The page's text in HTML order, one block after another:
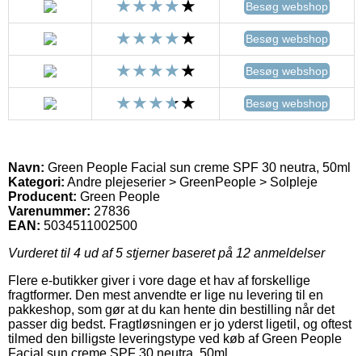
Besøg webshop
Besøg webshop
Besøg webshop
Besøg webshop
Navn: Green People Facial sun creme SPF 30 neutra, 50ml
Kategori: Andre plejeserier > GreenPeople > Solpleje
Producent: Green People
Varenummer: 27836
EAN: 5034511002500
Vurderet til 4 ud af 5 stjerner baseret på 12 anmeldelser
Flere e-butikker giver i vore dage et hav af forskellige
fragtformer. Den mest anvendte er lige nu levering til en
pakkeshop, som gør at du kan hente din bestilling når det
passer dig bedst. Fragtløsningen er jo yderst ligetil, og oftest
tilmed den billigste leveringstype ved køb af Green People
Facial sun creme SPF 30 neutra, 50ml.